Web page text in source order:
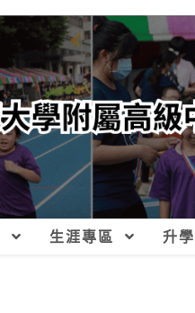
生涯專區 升